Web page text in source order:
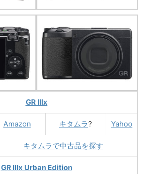
GR IIIx
Amazon キタムラ? Yahoo
キタムラで中古品を探す
GR IIIx Urban Edition